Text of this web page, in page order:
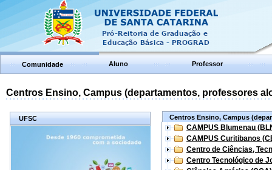
Comunidade Aluno Professor
Centros Ensino, Campus (departamentos, professores
UFSC Centros Ensino, Campus
CAMPUS Blumenau
CAMPUS Curitibanos
Centro de Ciências,
Centro Tecnológico de